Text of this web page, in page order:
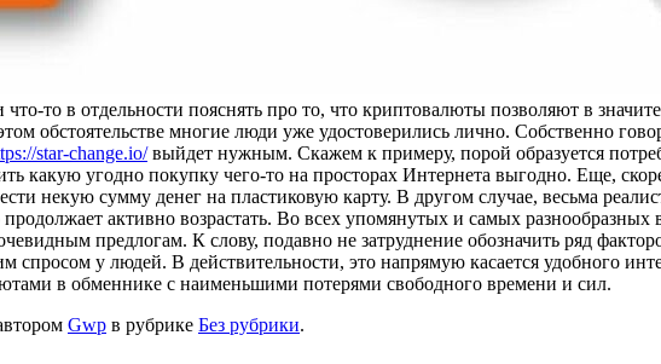
то в отдельности пояснять про то, что криптовалюты позволяют в
обстоятельстве многие люди уже удостоверились лично. Собственно
star-change.io/выйдет нужным. Скажем к примеру, порой образуется
какую угодно покупку чего-то на просторах Интернета выгодно. Еще,
некую сумму денег на пластиковую карту. В другом случае, весьма
активно возрастать. Во всех упомянутых и самых
предлогам. К слову, подавно не затруднение обозначить ряд
спросом у людей. В действительности, это напрямую касается удобного
в обменнике с наименьшими потерями свободного времени и сил.
Gwp в рубрике Без рубрики.